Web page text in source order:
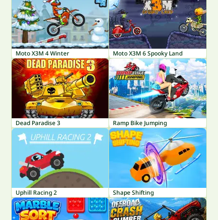
Moto X3M 4 Winter Moto X3M 6 Spooky Land
Dead Paradise 3 Ramp Bike Jumping
Uphill Racing 2 Shape Shifting